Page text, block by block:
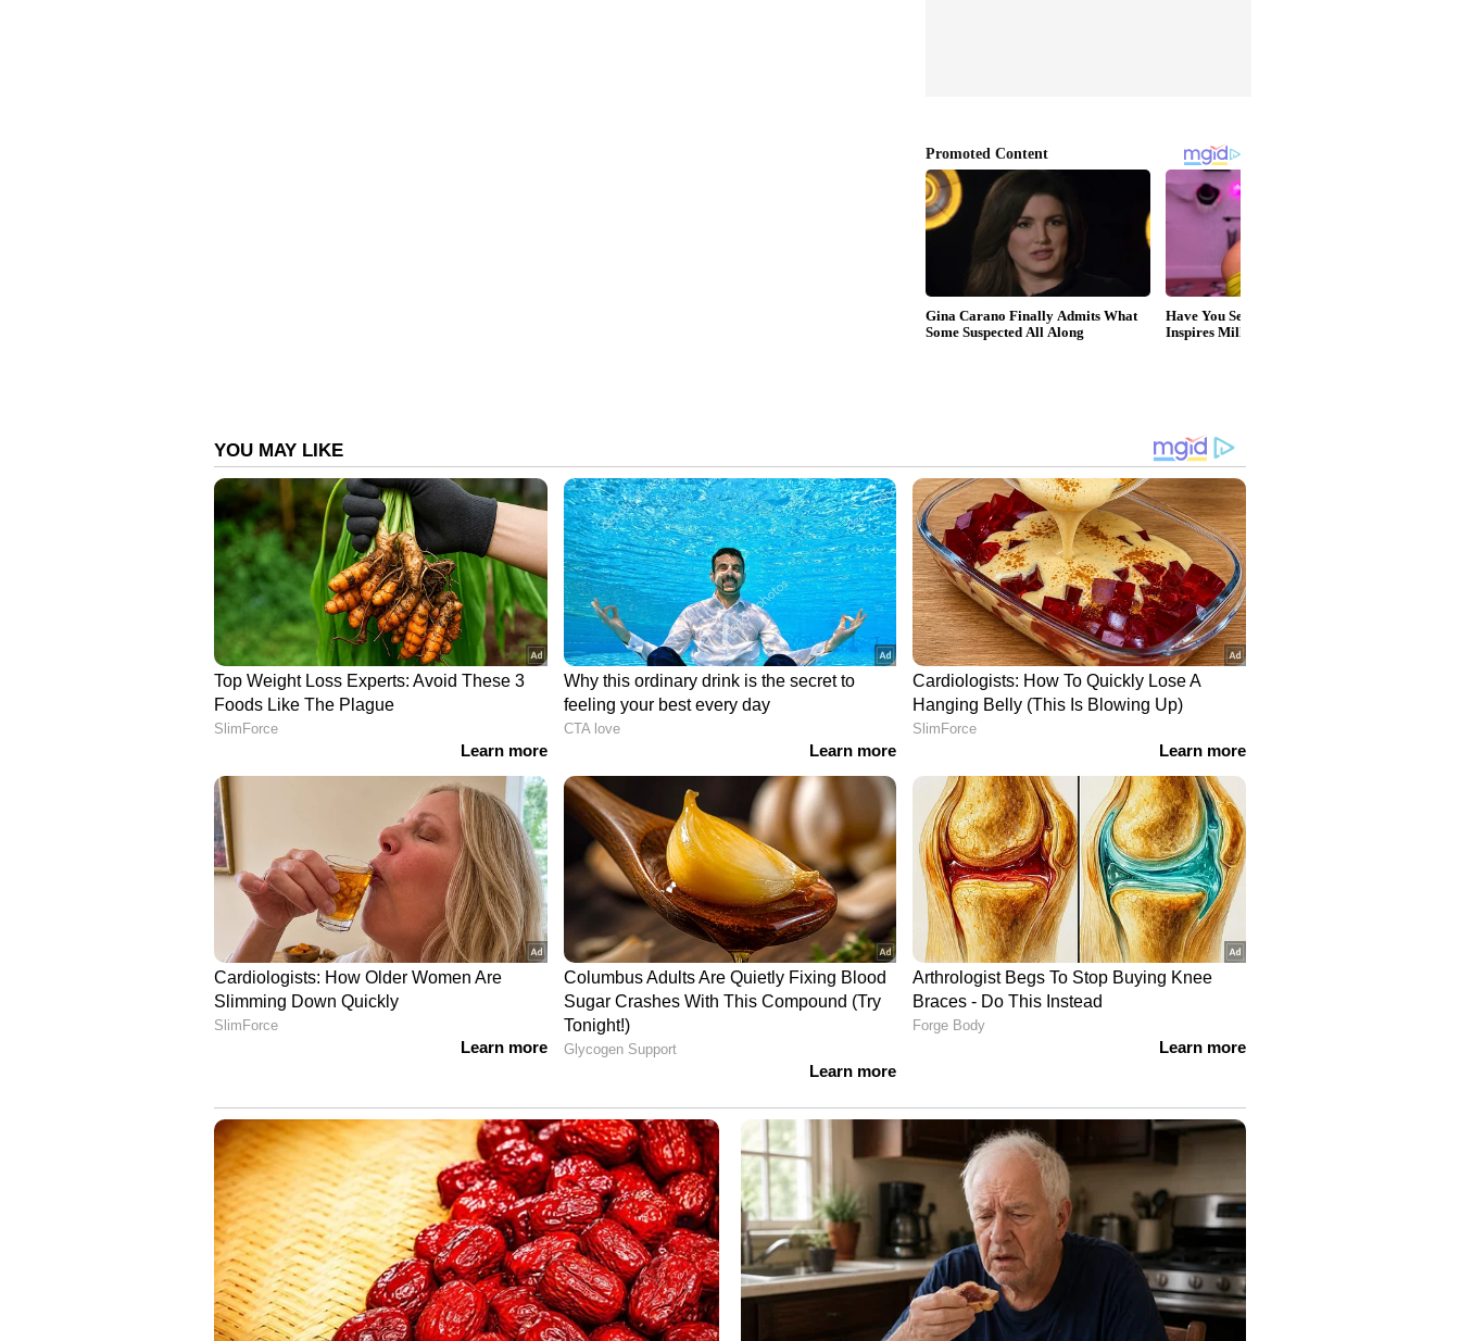
22:45 -അത്‌ലറ്റിക്‌സ് - പുരുഷന്മാരുടെ ട്രിപ്പിൾ ജംപ് യോഗ്യത - അബ്ദുള്ള
നാരങ്ങോൻ്റെവിട, പ്രവീൺ ചിത്രവേൽ
23:00 -ഭാരോദ്വഹനം - വനിതകളുടെ 49 കിലോ - മീരാഭായ് ചാനു
11.23 -
ഗുസ്തി - വനിതകളുടെ 50 കിലോഗ്രാം ഫ്രീസ്റ്റൈൽ ഫൈനൽ - വിനേഷ് ഫോഗട്ട്
vs സാറാ ആൻ ഹിൽഡെബ്രാൻഡ് (യുഎസ്എ)
01:13 (ഓഗസ്റ്റ് 8)- പുരുഷന്മാരുടെ 3000 മീറ്റർ സ്റ്റീപ്പിൾ ചേസ് ഫൈനൽ - അവിനാഷ്
സാബ്ലെ.
ഏഷ്യാനെറ്റ് ന്യൂസ് ലൈവ് കാണാന്‍ ഇവിടെ ക്ലിക് ചെയ്യുക